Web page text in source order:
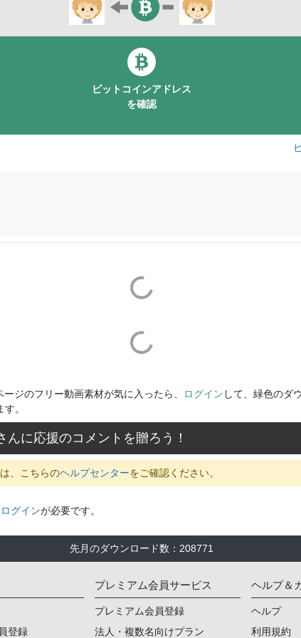
ビットコインアドレス
を確認
Loading...
Loading...
ジのフリー動画素材が気に入ったら、 ログイン して、緑色のダ
。
んに応援のコメントを贈ろう！
、こちらのヘルプセンターをご確認ください。
グインが必要です。
先月のダウンロード数 ： 208771
登録
プレミアム会員サービス
プレミアム会員登録
法人・複数名向けプラン
ヘルプ＆
ヘルプ
利用規約